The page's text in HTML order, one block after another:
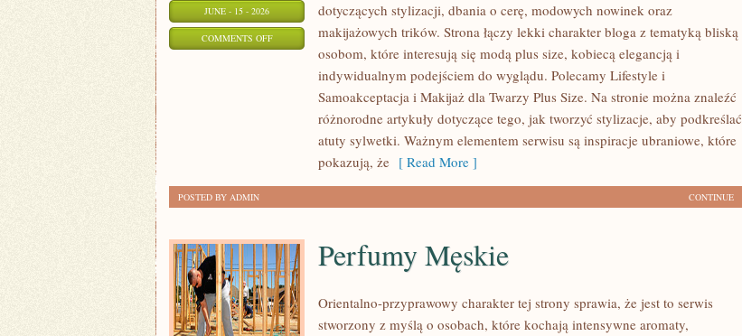
JUNE - 15 - 2026
COMMENTS OFFON
dotyczących stylizacji, dbania o cerę, modowych nowinek oraz
makijażowych trików. Strona łączy lekki charakter bloga z tematyką bliską
osobom, które interesują się modą plus size, kobiecą elegancją i
indywidualnym podejściem do wyglądu. Polecamy Lifestyle i
Samoakceptacja i Makijaż dla Twarzy Plus Size. Na stronie można znaleźć
różnorodne artykuły dotyczące tego, jak tworzyć stylizacje, aby podkreślać
atuty sylwetki. Ważnym elementem serwisu są inspiracje ubraniowe, które
pokazują, że [ Read More ]
CONTINUE
POSTED BY ADMIN
Perfumy Męskie
Orientalno-przyprawowy charakter tej strony sprawia, że jest to serwis
stworzony z myślą o osobach, które kochają intensywne aromaty,